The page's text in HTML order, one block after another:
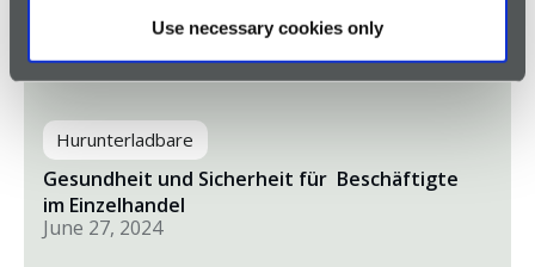
Use necessary cookies only
Begleitdokument zur Investition in Personen
Notsignal Anlagen (PNA)
June 28, 2024
Hurunterladbare
Gesundheit und Sicherheit für Beschäftigte
im Einzelhandel
June 27, 2024